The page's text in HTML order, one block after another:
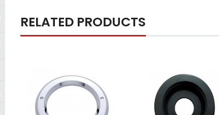
RELATED PRODUCTS